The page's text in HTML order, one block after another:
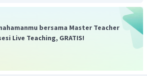
bersama Master Teacher
Live Teaching, GRATIS!